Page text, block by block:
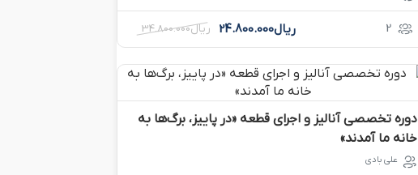
2 ریال34.800.000 ریال24.800.000
دوره تخصصی آنالیز و اجرای قطعه «در پاییز، برگ‌ها به
خانه ما آمدند»
علی بادی